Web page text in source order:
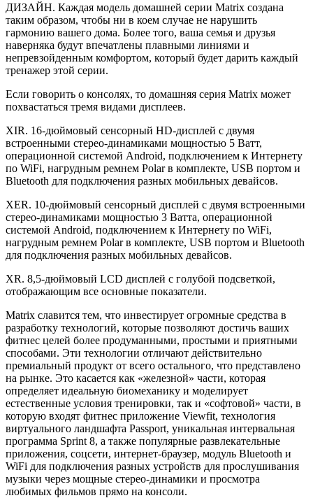
ДИЗАЙН. Каждая модель домашней серии Matrix создана
таким образом, чтобы ни в коем случае не нарушить
гармонию вашего дома. Более того, ваша семья и друзья
наверняка будут впечатлены плавными линиями и
непревзойденным комфортом, который будет дарить каждый
тренажер этой серии.
Если говорить о консолях, то домашняя серия Matrix может
похвастаться тремя видами дисплеев.
XIR. 16-дюймовый сенсорный HD-дисплей с двумя
встроенными стерео-динамиками мощностью 5 Ватт,
операционной системой Android, подключением к Интернету
по WiFi, нагрудным ремнем Polar в комплекте, USB портом и
Bluetooth для подключения разных мобильных девайсов.
XER. 10-дюймовый сенсорный дисплей с двумя встроенными
стерео-динамиками мощностью 3 Ватта, операционной
системой Android, подключением к Интернету по WiFi,
нагрудным ремнем Polar в комплекте, USB портом и Bluetooth
для подключения разных мобильных девайсов.
XR. 8,5-дюймовый LCD дисплей с голубой подсветкой,
отображающим все основные показатели.
Matrix славится тем, что инвестирует огромные средства в
разработку технологий, которые позволяют достичь ваших
фитнес целей более продуманными, простыми и приятными
способами. Эти технологии отличают действительно
премиальный продукт от всего остального, что представлено
на рынке. Это касается как «железной» части, которая
определяет идеальную биомеханику и моделирует
естественные условия тренировки, так и «софтовой» части, в
которую входят фитнес приложение Viewfit, технология
виртуального ландшафта Passport, уникальная интервальная
программа Sprint 8, а также популярные развлекательные
приложения, соцсети, интернет-браузер, модуль Bluetooth и
WiFi для подключения разных устройств для прослушивания
музыки через мощные стерео-динамики и просмотра
любимых фильмов прямо на консоли.